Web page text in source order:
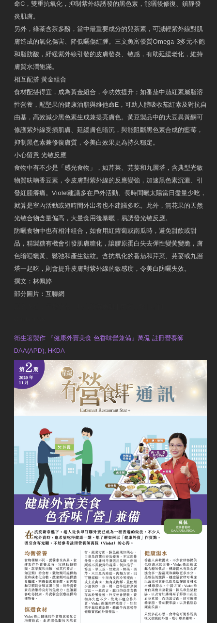
命C，雙重抗氧化，抑制紫外線誘發的黑色素，能曬後修復、鎮靜發
炎肌膚。
另外，綠茶含茶多酚，當中最重要成分的兒茶素，可減輕紫外線對肌
膚造成的氧化傷害、降低曬傷紅腫。三文魚富優質Omega-3多元不飽
和脂肪酸，紓緩紫外線引發的皮膚發炎、敏感，有助延緩老化，維持
膚質水潤飽滿。
相互配搭 黃金組合
食材配搭得宜，成為黃金組合，令功效提升；如番茄中茄紅素屬脂溶
性營養，配堅果的健康油脂與維他命E，可助人體吸收茄紅素及對抗自
由基，高效減少黑色素生成兼提亮膚色。黃豆製品中的大豆異黃酮可
修護紫外線受損肌膚、延緩膚色暗沉，與能阻斷黑色素合成的藍莓，
抑制黑色素兼修復膚質，令美白效果更為持久穩定。
小心留意 光敏反應
食物中有不少是「感光食物」，如芹菜、芫荽和九層塔，含典型光敏
物質呋喃香豆素，令皮膚對紫外線的反應變強，加速黑色素沉澱、引
發紅腫癢痛。Violet建議多在戶外活動、長時間曬太陽當日盡量少吃，
就算是室內活動或短時間外出者也不建議多吃。此外，無花果的天然
光敏合物含量偏高，大量食用後暴曬，易誘發光敏反應。
防曬食物中也有相沖組合，如食用紅蘿蔔或南瓜時，避免甜飲或甜
品，精製糖有機會引發肌膚糖化，讓膠原蛋白失去彈性變黃變脆，膚
色暗啞蠟黃、鬆弛和產生皺紋。含抗氧化的番茄和芹菜、芫荽或九層
塔一起吃，則會提升皮膚對紫外線的敏感度，令美白防曬失效。
撰文：林佩婷
部分圖片：互聯網
衛生署製作 『健康外賣美食 色香味營兼備』萬侃 註冊營養師
DAA(APD), HKDA